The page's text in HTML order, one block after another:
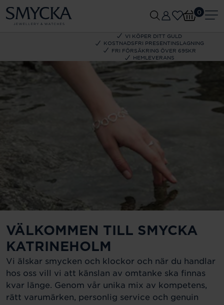
VI KÖPER DITT GULD
KOSTNADSFRI PRESENTINSLAGNING
FRI FÖRSÄKRING ÖVER 695KR
HEMLEVERANS
0
VÄLKOMMEN TILL SMYCKA
KATRINEHOLM
Vi älskar smycken och klockor och när du handlar
hos oss vill vi att känslan av omtanke ska finnas
kvar länge. Genom vår unika mix av kompetens,
rätt varumärken, personlig service och genuin